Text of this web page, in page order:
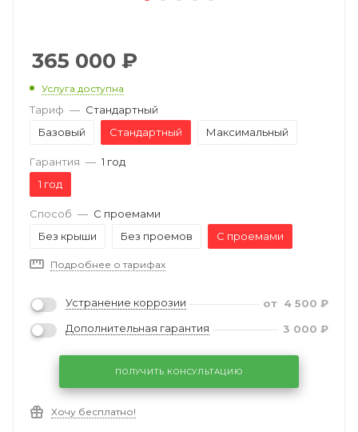
365 000 ₽
Услуга доступна
Тариф — Стандартный
Базовый
Стандартный Максимальный
Гарантия — 1 год
1 год
Способ — С проемами
Без крыши
Без проемов С проемами
Подробнее о тарифах
Устранение коррозии от 4 500 ₽
Дополнительная гарантия
3 000 ₽
ПОЛУЧИТЬ КОНСУЛЬТАЦИЮ
Хочу бесплатно!